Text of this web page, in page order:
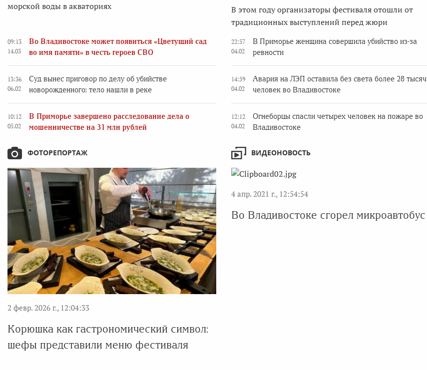
морской воды в акваториях
В этом году организаторы фестиваля отошли от
традиционных выступлений перед жюри
09:13
14.03
Во Владивостоке может появиться «Цветущий сад
во имя памяти» в честь героев СВО
13:36
06.02
Суд вынес приговор по делу об убийстве
новорожденного: тело нашли в реке
10:12
05.02
В Приморье завершено расследование дела о
мошенничестве на 31 млн рублей
22:57
04.02
В Приморье женщина совершила убийство из-за
ревности
14:59
04.02
Авария на ЛЭП оставила без света более 28 тысяч
человек во Владивостоке
12:12
04.02
Огнеборцы спасли четырех человек на пожаре во
Владивостоке
ФОТОРЕПОРТАЖ
2 февр. 2026 г., 12:04:33
Корюшка как гастрономический символ:
шефы представили меню фестиваля
ВИДЕОНОВОСТЬ
4 апр. 2021 г., 12:54:54
Во Владивостоке сгорел микроавтобус